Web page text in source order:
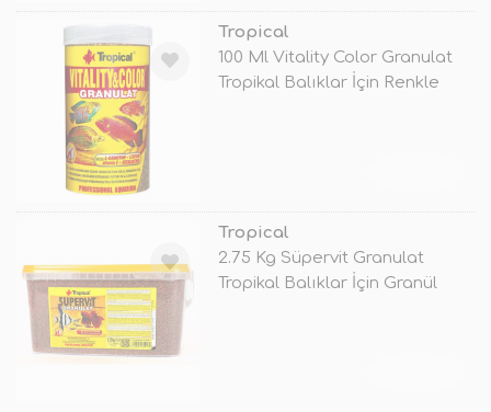
Tropical
100 Ml Vitality Color Granulat
Tropikal Balıklar İçin Renkle
Tropical
2.75 Kg Süpervit Granulat
Tropikal Balıklar İçin Granül